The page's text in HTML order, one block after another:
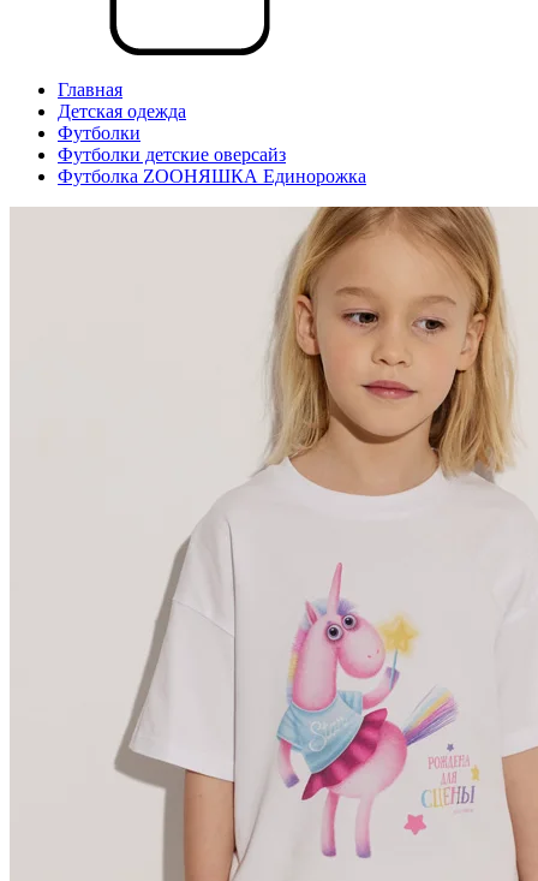
Главная
Детская одежда
Футболки
Футболки детские оверсайз
Футболка ZOOНЯШКА Единорожка